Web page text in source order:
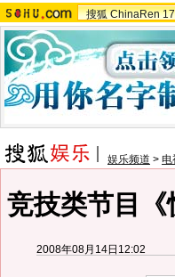
搜狐 ChinaRen
娱乐频道 > 电
竞技类节目
2008年08月14日12:02